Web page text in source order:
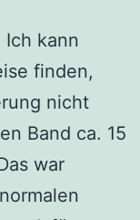
Ich kann
finden,
nicht
Band ca. 15
war